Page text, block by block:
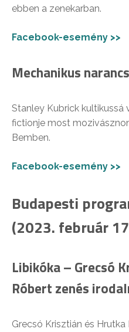
ebben a zenekarban.
Facebook-esemény >>
Mechanikus
Stanley Kubrick kultikussá
fictionje most
Bemben.
Facebook-esemény >>
Budapesti
(2023. február
Libikóka – Grecsó
Róbert zenés
Grecsó Krisztián és